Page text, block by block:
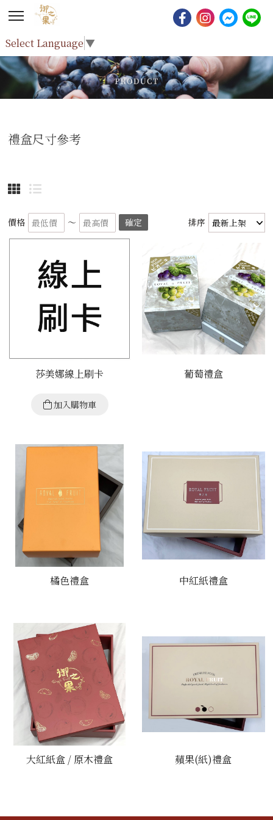
Select Language▼
禮盒尺寸參考
價格 ～ 確定 排序
莎美娜線上刷卡
加入購物車
葡萄禮盒
橘色禮盒 中紅紙禮盒
大紅紙盒 / 原木禮盒 蘋果(紙)禮盒